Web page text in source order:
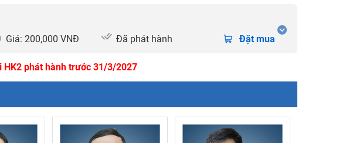
Giá: 200,000 VNĐ Đã phát hành Đặt mua
phát hành trước 31/3/2027